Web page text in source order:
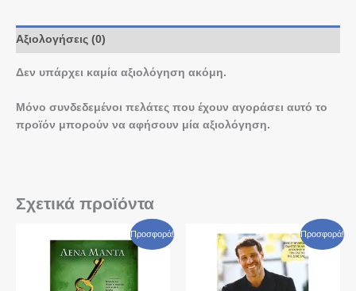
Αξιολογήσεις (0)
Δεν υπάρχει καμία αξιολόγηση ακόμη.
Μόνο συνδεδεμένοι πελάτες που έχουν αγοράσει αυτό το
προϊόν μπορούν να αφήσουν μία αξιολόγηση.
Σχετικά προϊόντα
Προσφορά!
price
was:
€ 16,92.
τρέχουσα
τιμή
είναι:
€ 13,42.
Προσφορά!
price
was:
€ 10,00.
τρέχουσα
τιμή
είναι:
€ 8,15.